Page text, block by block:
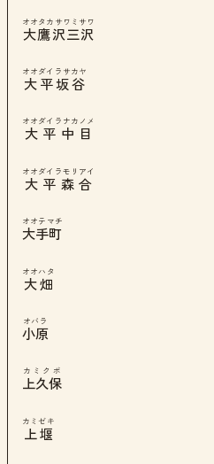
大鷹沢三沢
オオタカサワミサワ
大平坂谷
オオダイラサカヤ
大平中目
オオダイラナカノメ
大平森合
オオダイラモリアイ
大手町
オオテマチ
大畑
オオハタ
小原
オバラ
上久保
カミクボ
上堰
カミゼキ